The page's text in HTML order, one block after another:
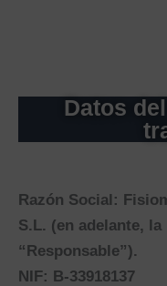
Datos
Razón Social:
S.L. (en adelante, la
“Responsable”).
NIF: B-33918137